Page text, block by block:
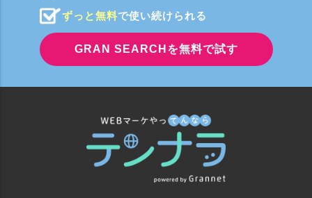
ずっと無料で使い続けられる
GRAN SEARCHを無料で試す